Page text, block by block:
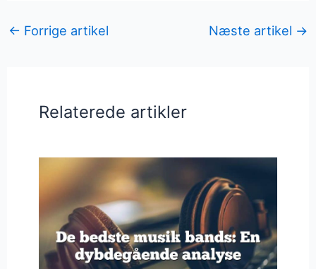
← Forrige artikel Næste artikel →
Relaterede artikler